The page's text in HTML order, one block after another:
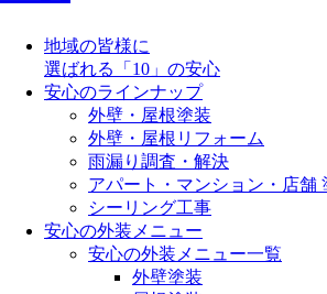
地域の皆様に
選ばれる「10」の安心
安心のラインナップ
外壁・屋根塗装
外壁・屋根リフォーム
雨漏り調査・解決
アパート・マンション・店舗
シーリング工事
安心の外装メニュー
安心の外装メニュー一覧
外壁塗装